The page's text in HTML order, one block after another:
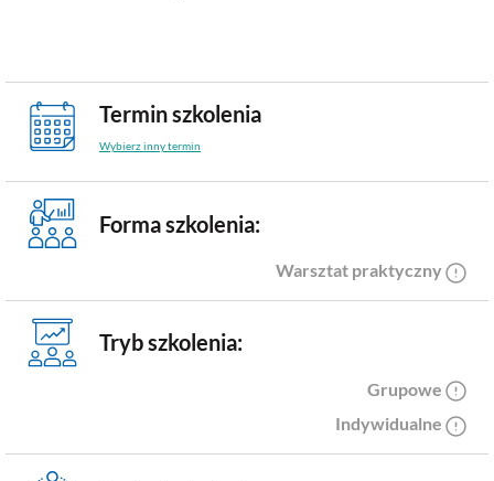
Termin szkolenia
Wybierz inny termin
Forma szkolenia:
Warsztat praktyczny
Tryb szkolenia:
Grupowe
Indywidualne